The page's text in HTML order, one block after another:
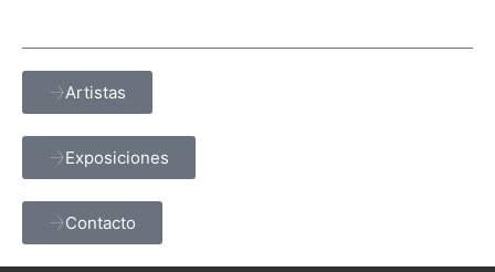
Artistas
Exposiciones
Contacto